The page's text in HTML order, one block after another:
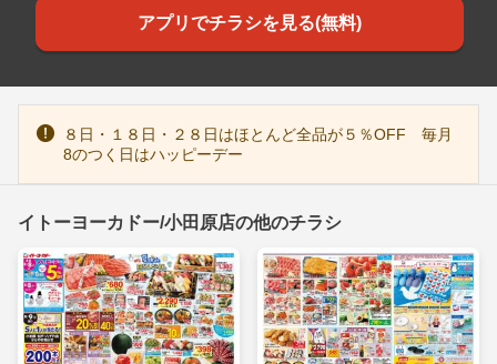
アプリでチラシを見る(無料)
８日・１８日・２８日はほとんど全品が５％OFF 毎月
8のつく日はハッピーデー
イトーヨーカドー/小田原店の他のチラシ